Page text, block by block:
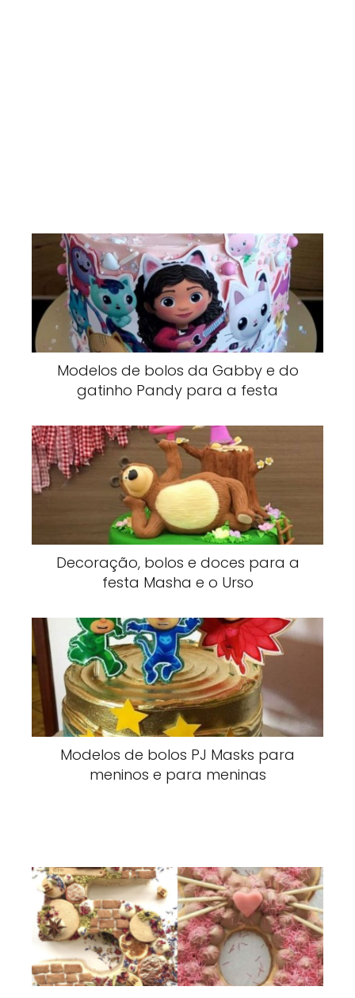
Modelos de bolos da Gabby e do
gatinho Pandy para a festa
Decoração, bolos e doces para a
festa Masha e o Urso
Modelos de bolos PJ Masks para
meninos e para meninas